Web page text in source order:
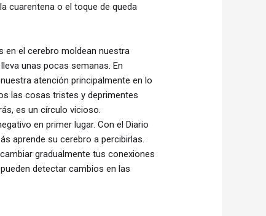
cuarentena o el toque de queda
en el cerebro moldean nuestra
unas pocas semanas. En
atención principalmente en lo
las cosas tristes y deprimentes
es un círculo vicioso.
en primer lugar. Con el Diario
aprende su cerebro a percibirlas.
gradualmente tus conexiones
detectar cambios en las